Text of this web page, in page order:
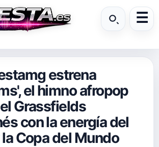
estrena
el himno afropop
Grassfields
con la energía del
Copa del Mundo